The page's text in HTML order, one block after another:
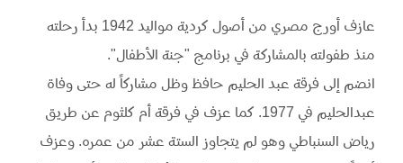
عازف أورج مصري من أصول كردية مواليد 1942 بدأ رحلته
منذ طفولته بالمشاركة في برنامج "جنة الأطفال".
انضم إلى فرقة عبد الحليم حافظ وظل مشاركاً له حتى وفاة
عبدالحليم في 1977. كما عزف في فرقة أم كلثوم عن طريق
رياض السنباطي وهو لم يتجاوز الستة عشر من عمره. وعزف